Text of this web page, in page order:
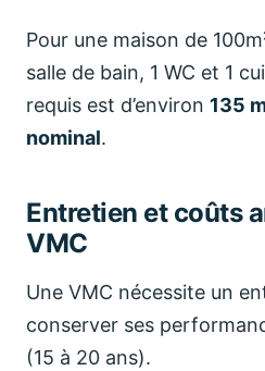
Pour une maison de
salle de bain, 1 WC et 1
requis est d’environ 135
nominal.
Entretien et coûts
VMC
Une VMC nécessite un
conserver ses
(15 à 20 ans).